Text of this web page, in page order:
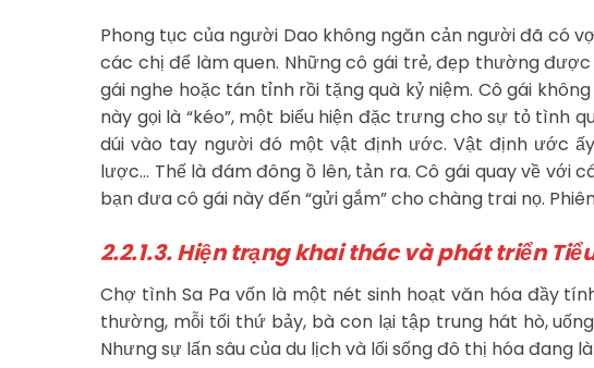
Phong tục của người Dao không ngăn cản người đã có
các chị để làm quen. Những cô gái trẻ, đẹp thường
gái nghe hoặc tán tỉnh rồi tặng quà kỷ niệm. Cô gái
này gọi là “kéo”, một biểu hiện đặc trưng cho sự tỏ tình
dúi vào tay người đó một vật định ước. Vật định ước
lược… Thế là đám đông ồ lên, tản ra. Cô gái quay về với
bạn đưa cô gái này đến “gửi gắm” cho chàng trai nọ.
2.2.1.3. Hiện trạng khai thác và phát triển
Chợ tình Sa Pa vốn là một nét sinh hoạt văn hóa đầy
thường, mỗi tối thứ bảy, bà con lại tập trung hát hò,
Nhưng sự lấn sâu của du lịch và lối sống đô thị hóa đang